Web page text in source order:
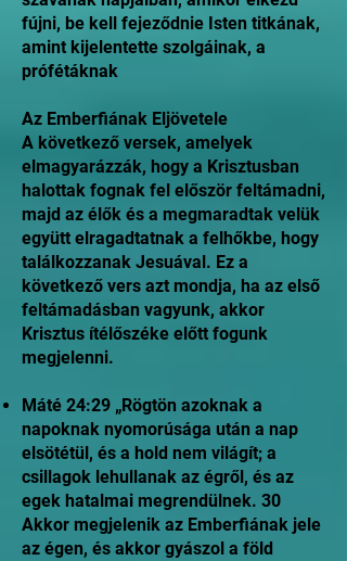
fújni, be kell fejeződnie Isten titkának,
amint kijelentette szolgáinak, a
prófétáknak
Az Emberfiának Eljövetele
A következő versek, amelyek
elmagyarázzák, hogy a Krisztusban
halottak fognak fel először feltámadni,
majd az élők és a megmaradtak velük
együtt elragadtatnak a felhőkbe, hogy
találkozzanak Jesuával. Ez a
következő vers azt mondja, ha az első
feltámadásban vagyunk, akkor
Krisztus ítélőszéke előtt fogunk
megjelenni.
Máté 24:29 „Rögtön azoknak a
napoknak nyomorúsága után a nap
elsötétül, és a hold nem világít; a
csillagok lehullanak az égről, és az
egek hatalmai megrendülnek. 30
Akkor megjelenik az Emberfiának jele
az égen, és akkor gyászol a föld